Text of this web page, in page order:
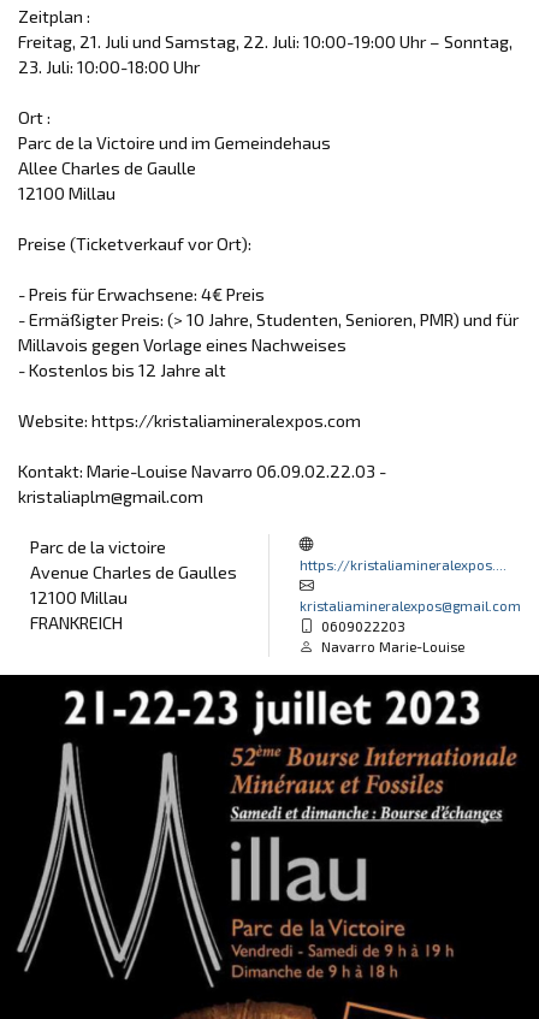
Zeitplan :
Freitag, 21. Juli und Samstag, 22. Juli: 10:00-19:00 Uhr – Sonntag,
23. Juli: 10:00-18:00 Uhr
Ort :
Parc de la Victoire und im Gemeindehaus
Allee Charles de Gaulle
12100 Millau
Preise (Ticketverkauf vor Ort):
- Preis für Erwachsene: 4€ Preis
- Ermäßigter Preis: (> 10 Jahre, Studenten, Senioren, PMR) und für
Millavois gegen Vorlage eines Nachweises
- Kostenlos bis 12 Jahre alt
Website: https://kristaliamineralexpos.com
Kontakt: Marie-Louise Navarro 06.09.02.22.03 -
kristaliaplm@gmail.com
Parc de la victoire
Avenue Charles de Gaulles
12100 Millau
FRANKREICH
https://kristaliamineralexpos....
kristaliamineralexpos@gmail.com
0609022203
Navarro Marie-Louise